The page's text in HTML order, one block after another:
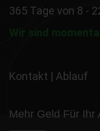
365 Tage von 8 -
Wir sind
Kontakt | Ablauf
Mehr Geld Für Ihr